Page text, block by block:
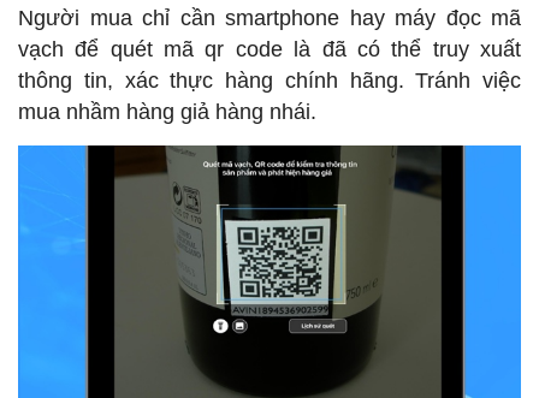
Người mua chỉ cần smartphone hay máy đọc mã
vạch để quét mã qr code là đã có thể truy xuất
thông tin, xác thực hàng chính hãng. Tránh việc
mua nhầm hàng giả hàng nhái.